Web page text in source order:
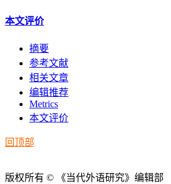
本文评价
摘要
参考文献
相关文章
编辑推荐
Metrics
本文评价
回顶部
版权所有 © 《当代外语研究》编辑部